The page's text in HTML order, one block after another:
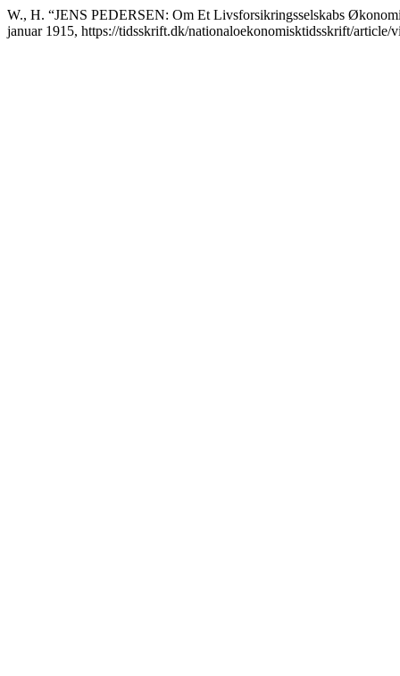
W., H. “JENS PEDERSEN: Om Et Livsforsikringsselskabs
januar 1915, https://tidsskrift.dk/nationaloekonomisktidsskrift/article/